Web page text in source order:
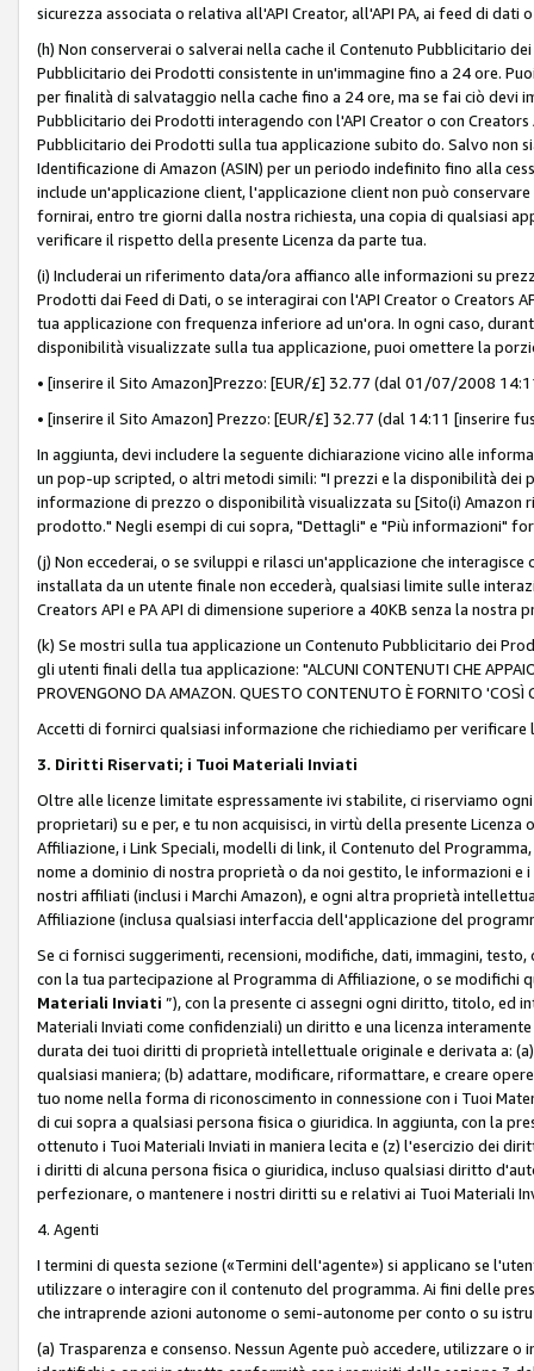
sicurezza associata o relativa all'API Creator, all'API PA, ai feed di
(h) Non conserverai o salverai nella cache il Contenuto Pubblicitario
Pubblicitario dei Prodotti consistente in un'immagine fino a 24 ore.
per finalità di salvataggio nella cache fino a 24 ore, ma se fai ciò
Pubblicitario dei Prodotti interagendo con l'API Creator o con
Pubblicitario dei Prodotti sulla tua applicazione subito do. Salvo non
Identificazione di Amazon (ASIN) per un periodo indefinito fino alla
include un'applicazione client, l'applicazione client non può
fornirai, entro tre giorni dalla nostra richiesta, una copia di qualsiasi
verificare il rispetto della presente Licenza da parte tua.
(i) Includerai un riferimento data/ora affianco alle informazioni su
Prodotti dai Feed di Dati, o se interagirai con l'API Creator o Creators
tua applicazione con frequenza inferiore ad un'ora. In ogni caso,
disponibilità visualizzate sulla tua applicazione, puoi omettere la
• [inserire il Sito Amazon]Prezzo: [EUR/£] 32.77 (dal 01/07/2008
• [inserire il Sito Amazon] Prezzo: [EUR/£] 32.77 (dal 14:11 [inserire
In aggiunta, devi includere la seguente dichiarazione vicino alle
un pop-up scripted, o altri metodi simili: "I prezzi e la disponibilità
informazione di prezzo o disponibilità visualizzata su [Sito(i)
prodotto." Negli esempi di cui sopra, "Dettagli" e "Più informazioni"
(j) Non eccederai, o se sviluppi e rilasci un'applicazione che interagisce
installata da un utente finale non eccederà, qualsiasi limite sulle
Creators API e PA API di dimensione superiore a 40KB senza la nostra
(k) Se mostri sulla tua applicazione un Contenuto Pubblicitario dei
gli utenti finali della tua applicazione: "ALCUNI CONTENUTI CHE
PROVENGONO DA AMAZON. QUESTO CONTENUTO È FORNITO
Accetti di fornirci qualsiasi informazione che richiediamo per
3. Diritti Riservati; i Tuoi Materiali Inviati
Oltre alle licenze limitate espressamente ivi stabilite, ci riserviamo
proprietari) su e per, e tu non acquisisci, in virtù della presente
Affiliazione, i Link Speciali, modelli di link, il Contenuto del
nome a dominio di nostra proprietà o da noi gestito, le informazioni e
nostri affiliati (inclusi i Marchi Amazon), e ogni altra proprietà
Affiliazione (inclusa qualsiasi interfaccia dell'applicazione del
Se ci fornisci suggerimenti, recensioni, modifiche, dati, immagini,
con la tua partecipazione al Programma di Affiliazione, o se modifichi
Materiali Inviati ”), con la presente ci assegni ogni diritto, titolo, ed
Materiali Inviati come confidenziali) un diritto e una licenza
durata dei tuoi diritti di proprietà intellettuale originale e derivata a:
qualsiasi maniera; (b) adattare, modificare, riformattare, e creare
tuo nome nella forma di riconoscimento in connessione con i Tuoi
di cui sopra a qualsiasi persona fisica o giuridica. In aggiunta, con la
ottenuto i Tuoi Materiali Inviati in maniera lecita e (z) l'esercizio dei
i diritti di alcuna persona fisica o giuridica, incluso qualsiasi diritto
perfezionare, o mantenere i nostri diritti su e relativi ai Tuoi Materiali
4. Agenti
I termini di questa sezione («Termini dell'agente») si applicano se
utilizzare o interagire con il contenuto del programma. Ai fini delle
che intraprende azioni autonome o semi-autonome per conto o su
(a) Trasparenza e consenso. Nessun Agente può accedere, utilizzare